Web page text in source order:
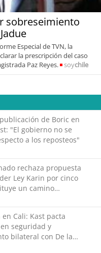
sobreseimiento
Especial de TVN, la
la prescripción del caso
Paz Reyes.
soychile
de Boric en
"El gobierno no se
a los reposteos"
rechaza propuesta
Ley Karin por cinco
un camino
Cali: Kast pacta
seguridad y
bilateral con De la